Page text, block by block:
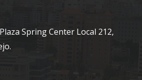
Spring Center Local 212,